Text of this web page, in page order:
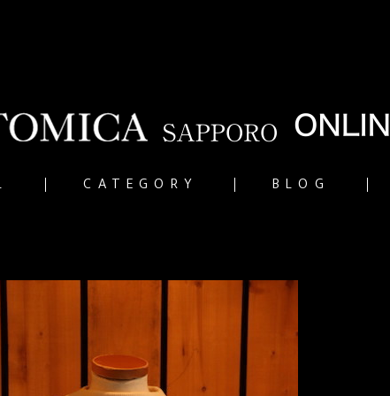
CATEGORY BLOG